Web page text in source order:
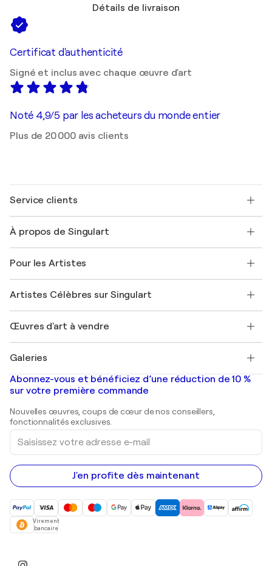
Détails de livraison
Certificat d'authenticité
Signé et inclus avec chaque œuvre d'art
Noté 4,9/5 par les acheteurs du monde entier
Plus de 20 000 avis clients
Service clients
Expédition
Offrir une carte cadeau
Rejoignez notre programme commercial
Mon compte
+33 1 76 44 06 42
À propos de Singulart
FAQ
Magazine Singulart
Emplois
Découvrez une sélection d'art original
Pour les Artistes
Se connecter en tant qu'Artiste
Artistes Célèbres sur Singulart
Marc Chagall
Banksy
Mr. Brainwash
Shepard Fairey
Œuvres d'art à vendre
Tableaux abstraits à vendre
Peintures de paysage
Estampes
Peintures acryliques
Galeries
Galeries d'art en France
Galeries d'art en Belgique
Abonnez-vous et bénéficiez d’une réduction de 10 %
sur votre première commande
Nouvelles œuvres, coups de cœur de nos conseillers,
fonctionnalités exclusives.
Saisissez
votre
adresse
e-
mail
J'en profite dès maintenant
Virement
bancaire